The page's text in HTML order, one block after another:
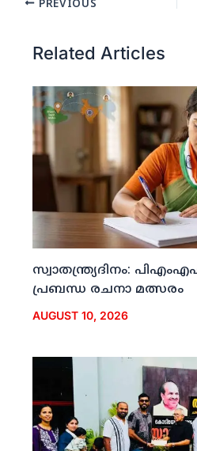
PREVIOUS
Related Articles
സ്വാതന്ത്ര്യദിനം:
പ്രബന്ധ രചനാ മത്സരം
AUGUST 10, 2026